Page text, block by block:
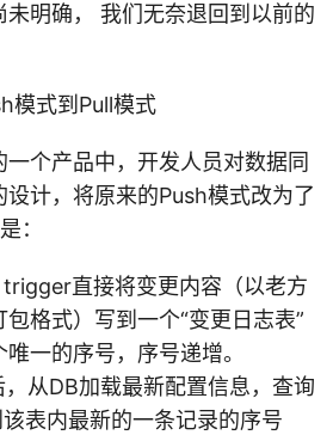
明确， 我们无奈退回到以前的
模式到Pull模式
个产品中，开发人员对数据同
计，将原来的Push模式改为了
：
直接将变更内容（以老方
格式）写到一个“变更日志表”
一的序号，序号递增。
从DB加载最新配置信息，查询
表内最新的一条记录的序号